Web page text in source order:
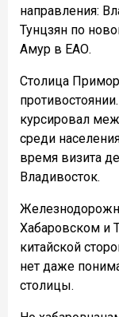
направления:
Тунцзян по
Амур в ЕАО.
Столица
курсировал
среди
время визита
Владивосток.
Хабаровском и
китайской
нет даже
столицы.